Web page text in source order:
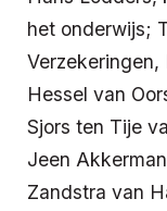
het onderwijs;
Verzekeringen,
Hessel van
Sjors ten Tije
Jeen
Zandstra van